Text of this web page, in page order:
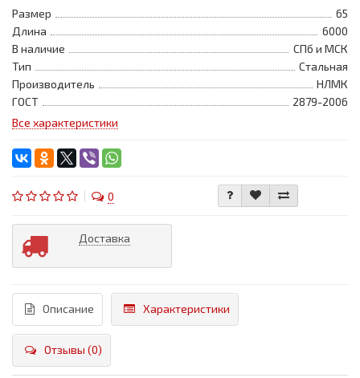
Размер
65
Длина
6000
В наличие
СПб и МСК
Тип
Стальная
Производитель
НЛМК
ГОСТ
2879-2006
Все характеристики
0
Доставка
Описание Характеристики
Отзывы (0)